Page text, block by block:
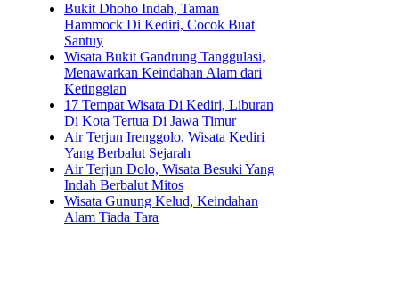
Bukit Dhoho Indah, Taman
Hammock Di Kediri, Cocok Buat
Santuy
Wisata Bukit Gandrung Tanggulasi,
Menawarkan Keindahan Alam dari
Ketinggian
17 Tempat Wisata Di Kediri, Liburan
Di Kota Tertua Di Jawa Timur
Air Terjun Irenggolo, Wisata Kediri
Yang Berbalut Sejarah
Air Terjun Dolo, Wisata Besuki Yang
Indah Berbalut Mitos
Wisata Gunung Kelud, Keindahan
Alam Tiada Tara